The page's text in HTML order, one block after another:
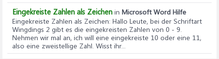
Eingekreiste Zahlen als Zeichen in Microsoft Word Hilfe
Eingekreiste Zahlen als Zeichen: Hallo Leute, bei der Schriftart
Wingdings 2 gibt es die eingekreisten Zahlen von 0 - 9.
Nehmen wir mal an, ich will eine eingekreiste 10 oder eine 11,
also eine zweistellige Zahl. Wisst ihr...